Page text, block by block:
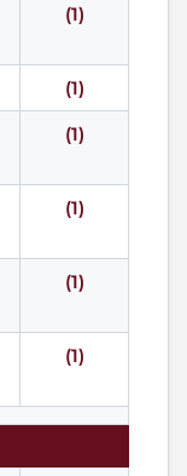
(1)
(1)
(1)
(1)
(1)
(1)